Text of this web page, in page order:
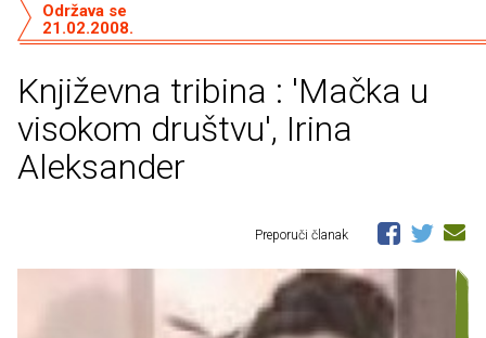
Književna tribina : 'Mačka u
visokom društvu', Irina
Aleksander
Održava se
21.02.2008.
Preporuči članak